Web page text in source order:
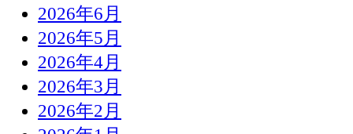
2026年6月
2026年5月
2026年4月
2026年3月
2026年2月